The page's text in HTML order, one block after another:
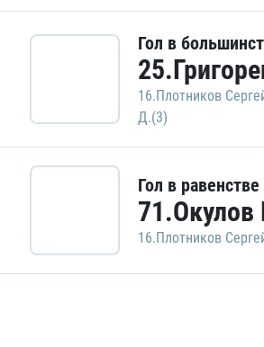
Гол в
16.Плотников
Д.(3)
Гол в равенстве
71.Окулов
16.Плотников